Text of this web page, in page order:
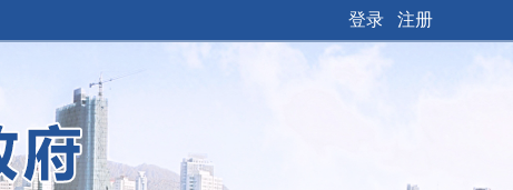
登录 注册